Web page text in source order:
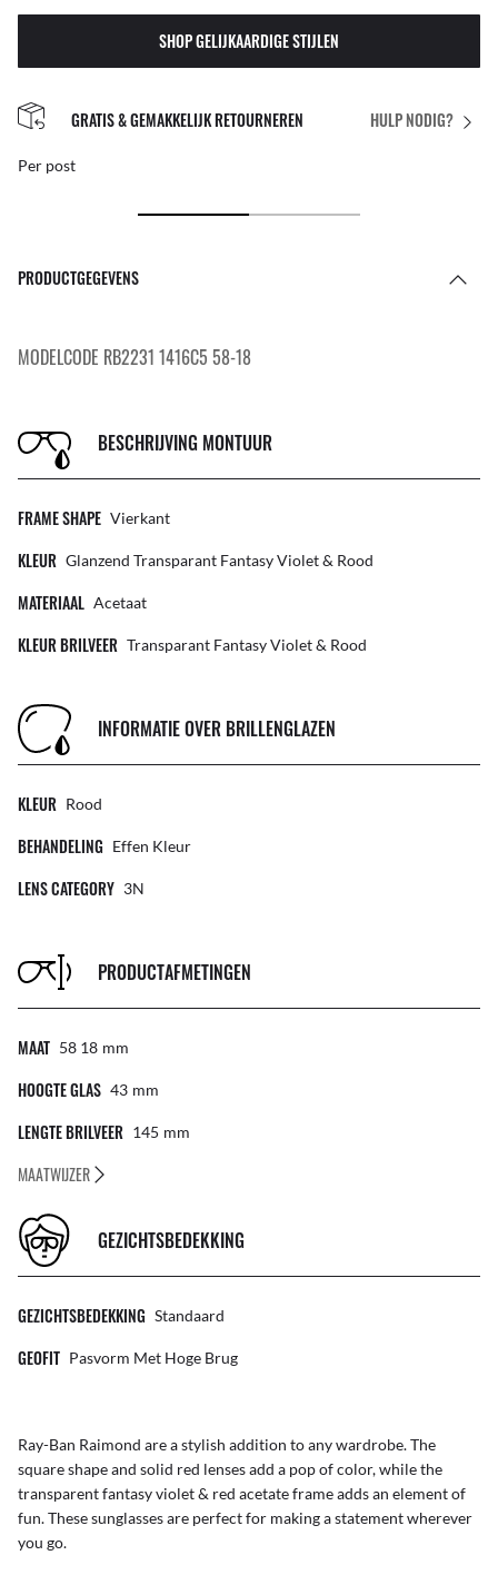
SHOP GELIJKAARDIGE STIJLEN
HULP NODIG?
GRATIS & GEMAKKELIJK RETOURNEREN
Per post
PRODUCTGEGEVENS
MODELCODE RB2231 1416C5 58-18
BESCHRIJVING MONTUUR
FRAME SHAPE Vierkant
KLEUR Glanzend Transparant Fantasy Violet & Rood
MATERIAAL Acetaat
KLEUR BRILVEER Transparant Fantasy Violet & Rood
INFORMATIE OVER BRILLENGLAZEN
KLEUR Rood
BEHANDELING Effen Kleur
LENS CATEGORY 3N
PRODUCTAFMETINGEN
MAAT 58 18 Mm
HOOGTE GLAS 43 Mm
LENGTE BRILVEER 145 Mm
MAATWIJZER
GEZICHTSBEDEKKING
GEZICHTSBEDEKKING Standaard
GEOFIT Pasvorm Met Hoge Brug
Ray-Ban Raimond are a stylish addition to any wardrobe. The
square shape and solid red lenses add a pop of color, while the
transparent fantasy violet & red acetate frame adds an element of
fun. These sunglasses are perfect for making a statement wherever
you go.